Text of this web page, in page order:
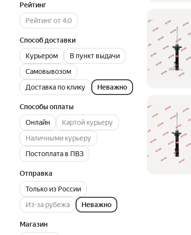
Рейтинг
Рейтинг от 4.0
Способ доставки
Курьером
В пункт выдачи
Самовывозом
Доставка по клику
Неважно
Способы оплаты
Онлайн
Картой курьеру
Наличными курьеру
Постоплата в ПВЗ
Отправка
Только из России
Из-за рубежа
Неважно
Магазин